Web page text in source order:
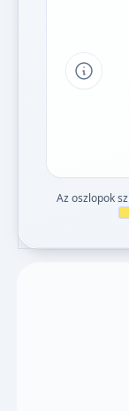
Tipp a
Az oszlopok